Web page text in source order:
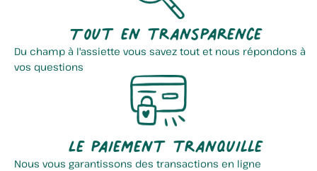
Tout en transparence
Du champ à l'assiette vous savez tout et nous répondons à
vos questions
Le paiement tranquille
Nous vous garantissons des transactions en ligne